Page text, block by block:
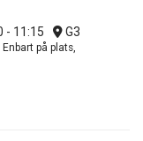
- 11:15 G3
på plats,